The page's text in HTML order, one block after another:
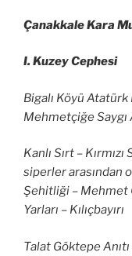
Çanakkale Kara
I. Kuzey Cephesi
Bigalı Köyü Atatürk
Mehmetçiğe Saygı
Kanlı Sırt –
siperler arasından
Şehitliği – Mehmet
Yarları – Kılıçbayırı
Talat Göktepe